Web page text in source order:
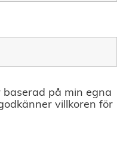
baserad på min egna
villkoren för